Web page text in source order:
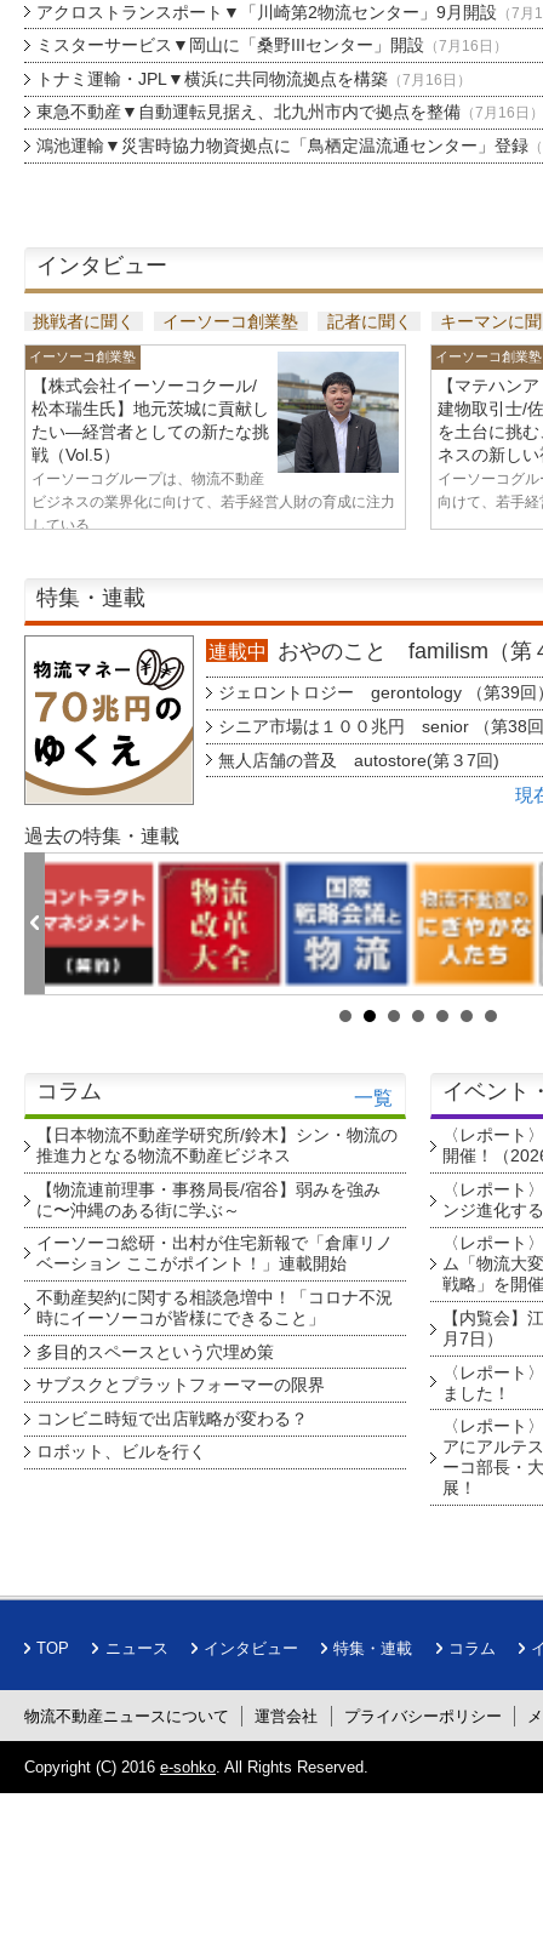
アクロストランスポート▼「川崎第2物流センター」9月開設 （7月
ミスターサービス▼岡山に「桑野IIIセンター」開設 （7月16日）
トナミ運輸・JPL▼横浜に共同物流拠点を構築（7月16日）
東急不動産▼自動運転見据え、北九州市内で拠点を整備（7月16日）
鴻池運輸▼災害時協力物資拠点に「鳥栖定温流通センター」登録
インタビュー
挑戦者に聞く イーソーコ創業塾 記者に聞く キーマンに
イーソーコ創業塾
【株式会社イーソーコクール/
松本瑞生氏】地元茨城に貢献し
たい—経営者としての新たな挑
戦（Vol.5）
イーソーコグループは、物流不動産
ビジネスの業界化に向けて、若手経営人財の育成に注力
している...
イーソーコ創業塾
【マテハン
建物取引士/
を土台に挑
ネスの新し
イーソーコグ
向けて、若手
特集・連載
連載中 おやのこと familism（第
ジェロントロジー gerontology （第39回
シニア市場は１００兆円 senior （第38
無人店舗の普及 autostore(第３7回)
現
過去の特集・連載
コラム 一覧
【日本物流不動産学研究所/鈴木】シン・物流の
推進力となる物流不動産ビジネス
【物流連前理事・事務局長/宿谷】弱みを強み
に〜沖縄のある街に学ぶ～
イーソーコ総研・出村が住宅新報で「倉庫リノ
ベーション ここがポイント！」連載開始
不動産契約に関する相談急増中！「コロナ不況
時にイーソーコが皆様にできること」
多目的スペースという穴埋め策
サブスクとプラットフォーマーの限界
コンビニ時短で出店戦略が変わる？
ロボット、ビルを行く
イベント
〈レポート
開催！（
〈レポート
ンジ進化す
〈レポート
ム「物流大
戦略」を開
【内覧会】
月7日）
〈レポート
ました！
〈レポート
アにアルテ
ーコ部長・
展！
TOP ニュース インタビュー 特集・連載 コラム
物流不動産ニュースについて 運営会社 プライバシーポリシー
Copyright (C) 2016 e-sohko. All Rights Reserved.